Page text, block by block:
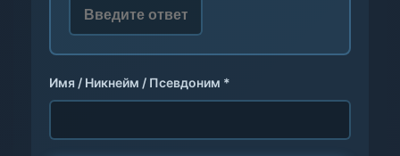
Имя / Никнейм / Псевдоним *